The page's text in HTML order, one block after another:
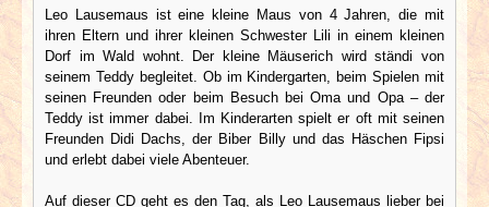
Leo Lausemaus ist eine kleine Maus von 4 Jahren, die mit
ihren Eltern und ihrer kleinen Schwester Lili in einem kleinen
Dorf im Wald wohnt. Der kleine Mäuserich wird ständi von
seinem Teddy begleitet. Ob im Kindergarten, beim Spielen mit
seinen Freunden oder beim Besuch bei Oma und Opa – der
Teddy ist immer dabei. Im Kinderarten spielt er oft mit seinen
Freunden Didi Dachs, der Biber Billy und das Häschen Fipsi
und erlebt dabei viele Abenteuer.
Auf dieser CD geht es den Tag, als Leo Lausemaus lieber bei